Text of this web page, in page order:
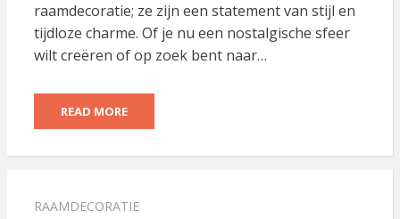
raamdecoratie; ze zijn een statement van stijl en
tijdloze charme. Of je nu een nostalgische sfeer
wilt creëren of op zoek bent naar…
READ MORE
RAAMDECORATIE